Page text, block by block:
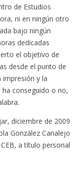
de Estudios
ni en ningún otro
bajo ningún
dedicadas
el objetivo de
desde el punto de
impresión y la
ha conseguido o no,
diciembre de 2009
González Canalejo
a título personal